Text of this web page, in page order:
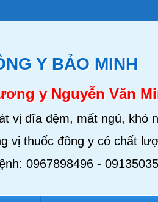
Y BẢO MINH
y Nguyễn Văn
vị đĩa đệm, mất ngủ, khó
vị thuốc đông y có chất
0967898496 -